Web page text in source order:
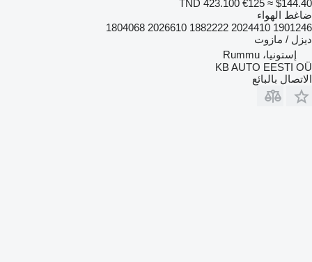
TND 423.100 €125 ≈ $144.40
ضاغط الهواء
1901246 2024410 1882222 2026610 1804068
ديزل / مازوت
إستونيا، Rummu
KB AUTO EESTI OÜ
الاتصال بالبائع